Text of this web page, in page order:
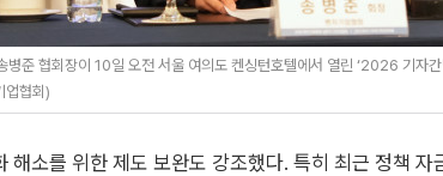
준 협회장이 10일 오전 서울 여의도 켄싱턴호텔에서 열린 ‘2026 기자
업협회)
해소를 위한 제도 보완도 강조했다. 특히 최근 정책